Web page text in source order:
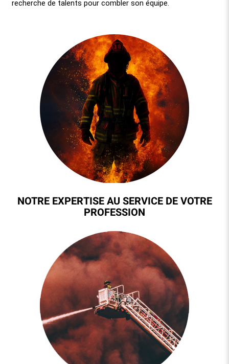
recherche de talents pour combler son équipe.
NOTRE EXPERTISE AU SERVICE DE VOTRE
PROFESSION